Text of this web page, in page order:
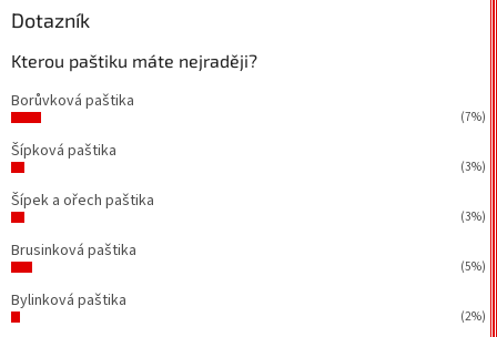
Dotazník
Kterou paštiku máte nejraději?
Borůvková paštika
(7%)
Šípková paštika
(3%)
Šípek a ořech paštika
(3%)
Brusinková paštika
(5%)
Bylinková paštika
(2%)